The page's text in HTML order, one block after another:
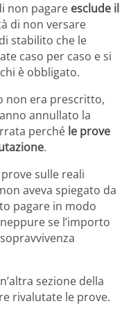
non pagare esclude il
di non versare
stabilito che le
caso per caso e si
è obbligato.
non era prescritto,
annullato la
perché le prove
.
sulle reali
aveva spiegato da
pagare in modo
se l’importo
sezione della
rivalutate le prove.